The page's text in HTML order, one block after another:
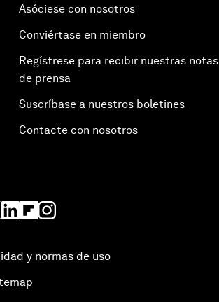
Asóciese con nosotros
Conviértase en miembro
Regístrese para recibir nuestras notas
de prensa
Suscríbase a nuestros boletines
Contacte con nosotros
y normas de uso